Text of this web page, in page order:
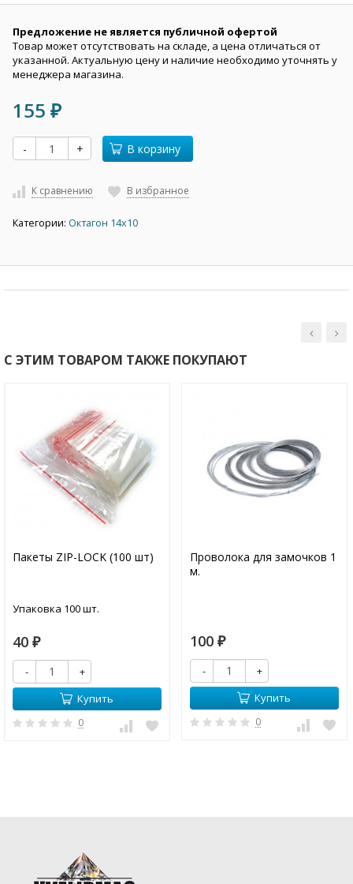
Предложение не является публичной офертой
Товар может отсутствовать на складе, а цена отличаться от
указанной. Актуальную цену и наличие необходимо уточнять у
менеджера магазина.
155 ₽
- + В корзину
К сравнению В избранное
Категории: Октагон 14х10
С ЭТИМ ТОВАРОМ ТАКЖЕ ПОКУПАЮТ
Пакеты ZIP-LOCK (100 шт)
Упаковка 100 шт.
40 ₽
-
+
Купить
0
Проволока для замочков 1
м.
100 ₽
-
+
Купить
0